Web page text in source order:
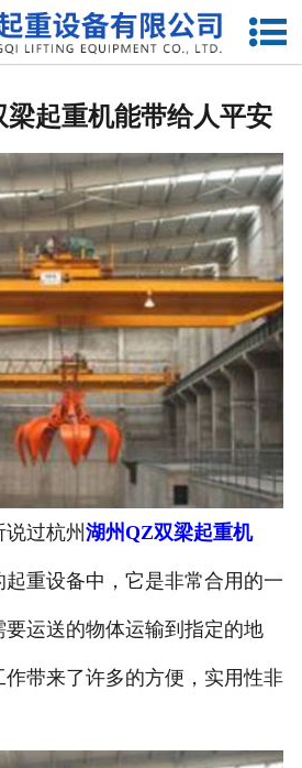
网站首页
新闻资讯
合作伙伴
联系我们
起重机能带给人平安
过杭州 湖州QZ双梁起重机
重设备中，它是非常合用的一
运送的物体运输到指定的地
带来了许多的方便，实用性非